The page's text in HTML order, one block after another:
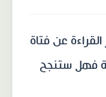
عن فتاة
فهل ستنجح